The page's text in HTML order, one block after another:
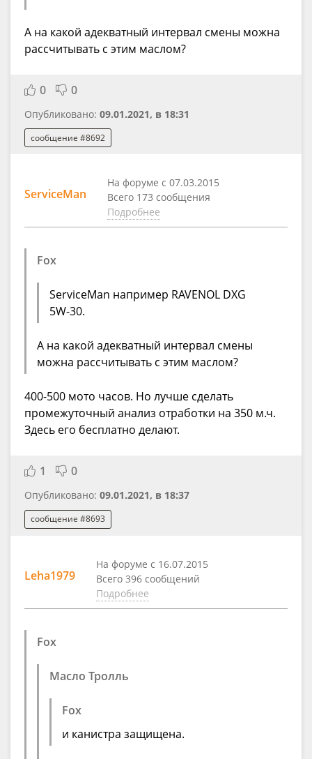
А на какой адекватный интервал смены можна
рассчитывать с этим маслом?
0 0
Опубликовано: 09.01.2021, в 18:31
сообщение #8692
ServiceMan
На форуме с 07.03.2015
Всего 173 сообщения
Подробнее
Fox
ServiceMan например RAVENOL DXG
5W-30.
А на какой адекватный интервал смены
можна рассчитывать с этим маслом?
400-500 мото часов. Но лучше сделать
промежуточный анализ отработки на 350 м.ч.
Здесь его бесплатно делают.
1 0
Опубликовано: 09.01.2021, в 18:37
сообщение #8693
Leha1979
На форуме с 16.07.2015
Всего 396 сообщений
Подробнее
Fox
Масло Тролль
Fox
и канистра защищена.